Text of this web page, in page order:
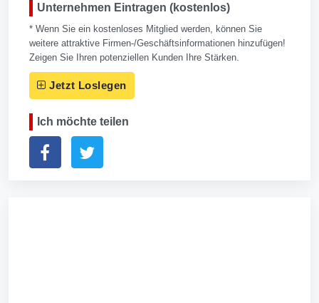
Unternehmen Eintragen (kostenlos)
* Wenn Sie ein kostenloses Mitglied werden, können Sie
weitere attraktive Firmen-/Geschäftsinformationen hinzufügen!
Zeigen Sie Ihren potenziellen Kunden Ihre Stärken.
Jetzt Loslegen
Ich möchte teilen